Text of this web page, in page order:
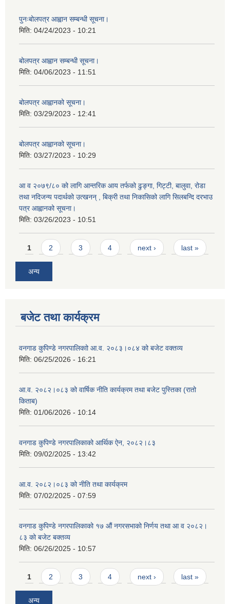
पुनःबोलपत्र आह्वान सम्बन्धी सूचना।
मिति: 04/24/2023 - 10:21
बोलपत्र आह्वान सम्बन्धी सूचना।
मिति: 04/06/2023 - 11:51
बोलपत्र आह्वानको सूचना।
मिति: 03/29/2023 - 12:41
बोलपत्र आह्वानको सूचना।
मिति: 03/27/2023 - 10:29
आ व २०७९/८० को लागि आन्तरिक आय तर्फको ढुङ्गा, गिट्टी, बालुवा, रोडा
तथा नदिजन्य पदार्थको उत्खनन् , बिक्री तथा निकासिको लागि सिलबन्दि दरभाउ
पत्र आह्वानको सूचना।
मिति: 03/26/2023 - 10:51
Pages
1 2 3 4 next › last »
अन्य
बजेट तथा कार्यक्रम
वनगाड कुपिण्डे नगरपालिकाो आ.व. २०८३।०८४ को बजेट वक्तव्य
मिति: 06/25/2026 - 16:21
आ.व. २०८२।०८३ को वार्षिक नीति कार्यक्रम तथा बजेट पुस्तिका (रातो
किताब)
मिति: 01/06/2026 - 10:14
वनगाड कुपिण्डे नगरपालिकाको आर्थिक ऐन, २०८२।८३
मिति: 09/02/2025 - 13:42
आ.व. २०८२।०८३ को नीति तथा कार्यक्रम
मिति: 07/02/2025 - 07:59
वनगाड कुपिण्डे नगरपालिकाको १७ ‍औं नगरसभाको निर्णय तथा आ व २०८२।
८३ को बजेट बक्तव्य
मिति: 06/26/2025 - 10:57
Pages
1 2 3 4 next › last »
अन्य